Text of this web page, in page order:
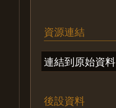
資源連結
連結到原始資料
後設資料